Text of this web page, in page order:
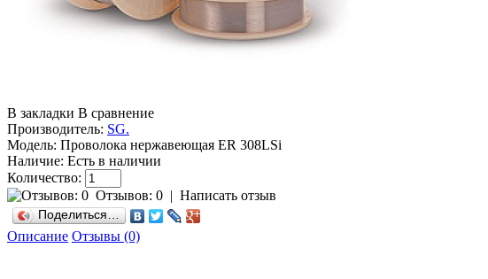
В закладки В сравнение
Производитель: SG.
Модель: Проволока нержавеющая ER 308LSi
Наличие: Есть в наличии
Количество:
Отзывов: 0 | Написать отзыв
Поделиться…
Описание Отзывы (0)